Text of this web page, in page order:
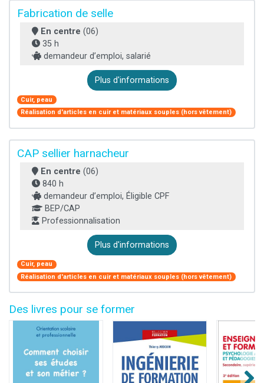
Fabrication de selle
En centre (06)
35 h
demandeur d’emploi, salarié
Plus d'informations
Cuir, peau
Réalisation d'articles en cuir et matériaux souples (hors vêtement)
CAP sellier harnacheur
En centre (06)
840 h
demandeur d’emploi, Éligible CPF
BEP/CAP
Professionnalisation
Plus d'informations
Cuir, peau
Réalisation d'articles en cuir et matériaux souples (hors vêtement)
Des livres pour se former